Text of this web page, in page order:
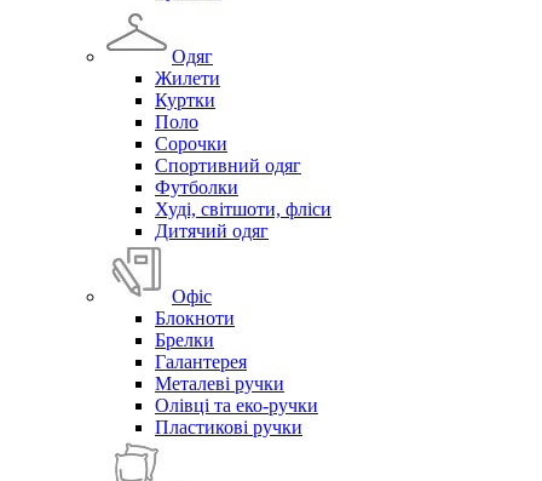
Одяг
Жилети
Куртки
Поло
Сорочки
Спортивний одяг
Футболки
Худі, світшоти, фліси
Дитячий одяг
Офіс
Блокноти
Брелки
Галантерея
Металеві ручки
Олівці та еко-ручки
Пластикові ручки